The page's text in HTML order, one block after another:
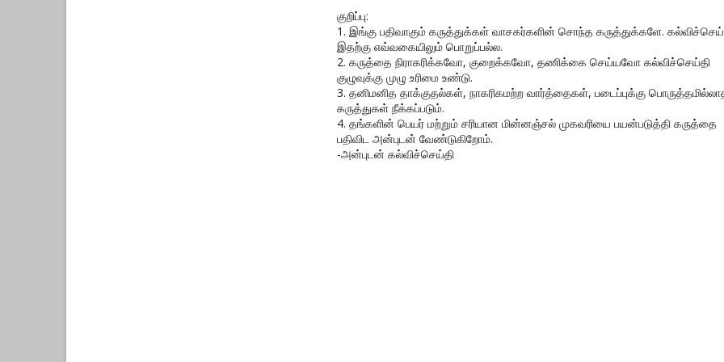
குறிப்பு:
1. இங்கு பதிவாகும் கருத்துக்கள் வாசகர்களின் சொந்த கருத்துக்களே.
இதற்கு எவ்வகையிலும் பொறுப்பல்ல.
2. கருத்தை நிராகரிக்கவோ, குறைக்கவோ, தணிக்கை செய்யவோ கல்விச்செய்தி
குழுவுக்கு முழு உரிமை உண்டு.
3. தனிமனித தாக்குதல்கள், நாகரிகமற்ற வார்த்தைகள், படைப்புக்கு
கருத்துகள் நீக்கப்படும்.
4. தங்களின் பெயர் மற்றும் சரியான மின்னஞ்சல் முகவரியை பயன்படுத்தி கருத்தை
பதிவிட அன்புடன் வேண்டுகிறோம்.
-அன்புடன் கல்விச்செய்தி